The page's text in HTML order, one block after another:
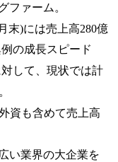
ファーム。
末)には売上高280億
の成長スピード
して、現状では計
資も含めて売上高
い業界の大企業を